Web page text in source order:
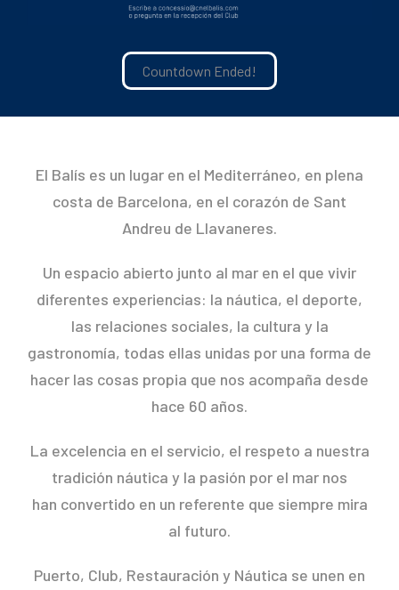
Countdown Ended!
El Balís es un lugar en el Mediterráneo, en plena
costa de Barcelona, en el corazón de Sant
Andreu de Llavaneres.
Un espacio abierto junto al mar en el que vivir
diferentes experiencias: la náutica, el deporte,
las relaciones sociales, la cultura y la
gastronomía, todas ellas unidas por una forma de
hacer las cosas propia que nos acompaña desde
hace 60 años.
La excelencia en el servicio, el respeto a nuestra
tradición náutica y la pasión por el mar nos
han convertido en un referente que siempre mira
al futuro.
Puerto, Club, Restauración y Náutica se unen en